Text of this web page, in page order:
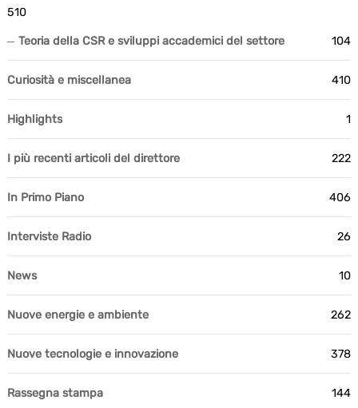
510
Teoria della CSR e sviluppi accademici del settore 104
Curiosità e miscellanea 410
Highlights 1
I più recenti articoli del direttore 222
In Primo Piano 406
Interviste Radio 26
News 10
Nuove energie e ambiente 262
Nuove tecnologie e innovazione 378
Rassegna stampa 144